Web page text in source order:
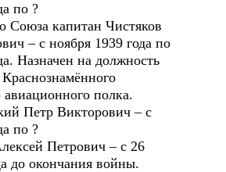
по ?
Союза капитан Чистяков
– с ноября 1939 года по
Назначен на должность
авиационного полка.
Петр Викторович – с
по ?
Петрович – с 26
до окончания войны.